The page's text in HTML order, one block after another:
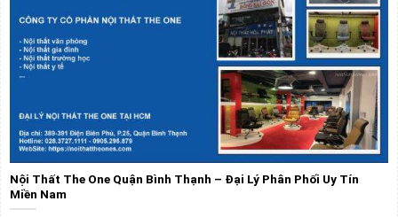
Nội Thất The One Quận Bình Thạnh – Đại Lý Phân Phối Uy Tín
Miền Nam